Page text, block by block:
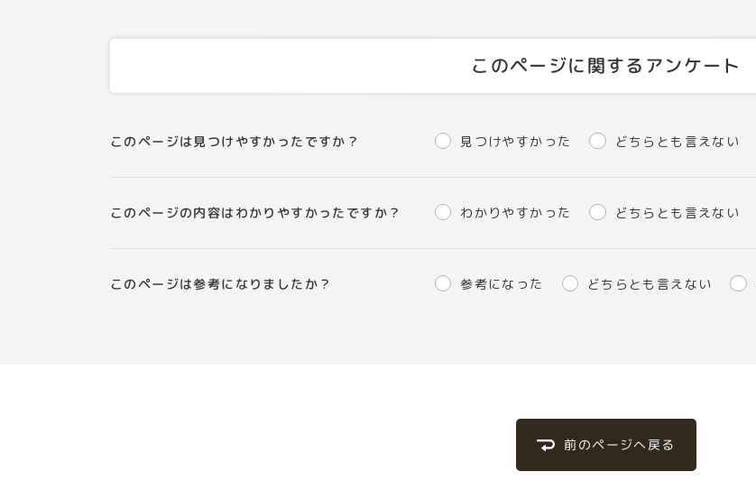
このページに関するアンケート
このページは見つけやすかったですか？ 見つけやすかった どちらとも言えない
このページの内容はわかりやすかったですか？ わかりやすかった どちらとも言えない
このページは参考になりましたか？ 参考になった どちらとも言えない
前のページへ戻る